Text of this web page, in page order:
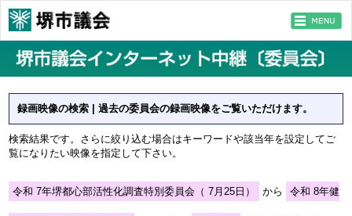
録画映像の検索 | 過去の委員会の録画映像をご覧いただけます。
検索結果です。さらに絞り込む場合はキーワードや該当年を設定してご
覧になりたい映像を指定して下さい。
令和 7年堺都心部活性化調査特別委員会（ 7月25日） から 令和 8年健